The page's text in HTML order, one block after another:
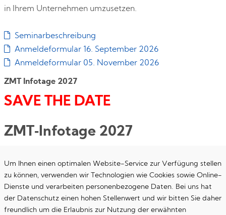
in Ihrem Unternehmen umzusetzen.
Seminarbeschreibung
Anmeldeformular 16. September 2026
Anmeldeformular 05. November 2026
ZMT Infotage 2027
SAVE THE DATE
ZMT‑Infotage 2027
Die ZMT‑Infotage 2027 finden in der Zeit vom 16. bis 17.
April 2027 in Heidelberg statt.
Wir bitten Sie bereits heute, sich den Termin
vorzumerken.
Um Ihnen einen optimalen Website-Service zur Verfügung stellen
zu können, verwenden wir Technologien wie Cookies sowie Online-
Dienste und verarbeiten personenbezogene Daten. Bei uns hat
der Datenschutz einen hohen Stellenwert und wir bitten Sie daher
freundlich um die Erlaubnis zur Nutzung der erwähnten